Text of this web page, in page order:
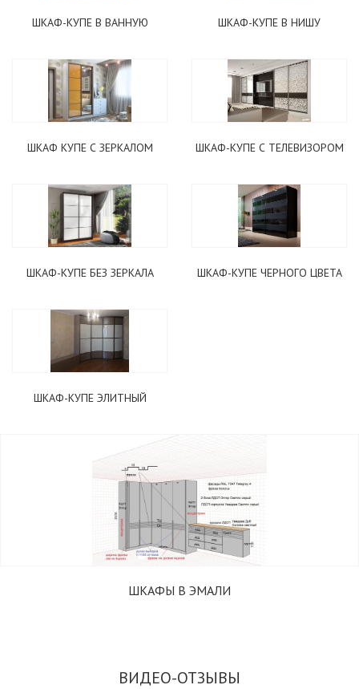
ШКАФ-КУПЕ В ВАННУЮ ШКАФ-КУПЕ В НИШУ
ШКАФ КУПЕ С ЗЕРКАЛОМ ШКАФ-КУПЕ С ТЕЛЕВИЗОРОМ
ШКАФ-КУПЕ БЕЗ ЗЕРКАЛА ШКАФ-КУПЕ ЧЕРНОГО ЦВЕТА
ШКАФ-КУПЕ ЭЛИТНЫЙ
ШКАФЫ В ЭМАЛИ
ВИДЕО-ОТЗЫВЫ